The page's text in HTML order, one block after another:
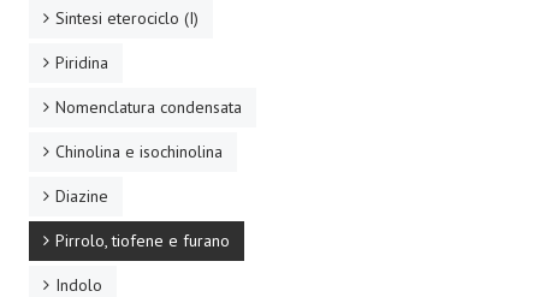
Sintesi eterociclo (I)
Piridina
Nomenclatura condensata
Chinolina e isochinolina
Diazine
Pirrolo, tiofene e furano
Indolo